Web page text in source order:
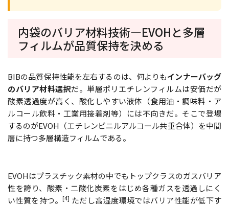
内袋のバリア材料技術―EVOHと多層
フィルムが品質保持を決める
BIBの品質保持性能を左右するのは、何よりもインナーバッグ
のバリア材料選択だ。単層ポリエチレンフィルムは安価だが
酸素透過度が高く、酸化しやすい液体（食用油・調味料・ア
ルコール飲料・工業用接着剤等）には不向きだ。そこで登場
するのがEVOH（エチレンビニルアルコール共重合体）を中間
層に持つ多層構造フィルムである。
EVOHはプラスチック素材の中でもトップクラスのガスバリア
性を誇り、酸素・二酸化炭素をはじめ各種ガスを透過しにく
い性質を持つ。[4] ただし高湿度環境ではバリア性能が低下す